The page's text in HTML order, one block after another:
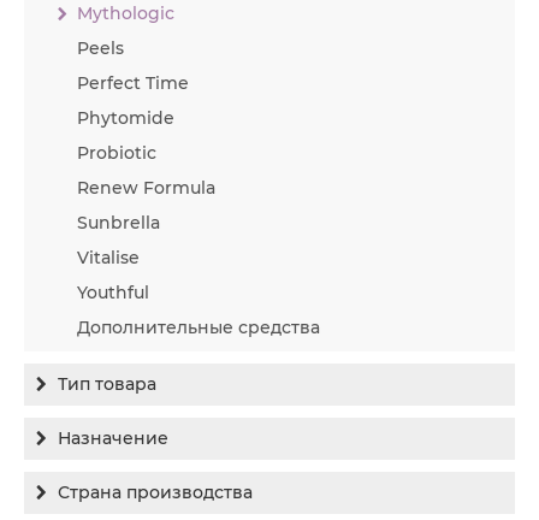
Mythologic
Peels
Perfect Time
Phytomide
Probiotic
Renew Formula
Sunbrella
Vitalise
Youthful
Дополнительные средства
Тип товара
Бальзам
Концентрат
Назначение
Гиперпигментация
Страна производства